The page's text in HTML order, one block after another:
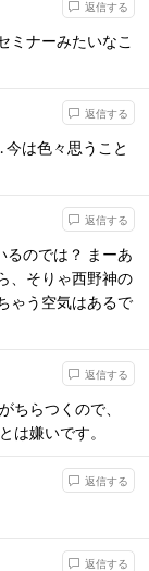
返信する
ミナーみたいなこ
返信する
は色々思うこと
返信する
のでは？ まーあ
、そりゃ西野神の
ゃう空気はあるで
返信する
ちらつくので、
は嫌いです。
返信する
返信する